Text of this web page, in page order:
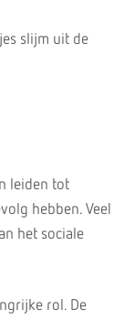
slijm uit de
leiden tot
hebben. Veel
het sociale
rol. De